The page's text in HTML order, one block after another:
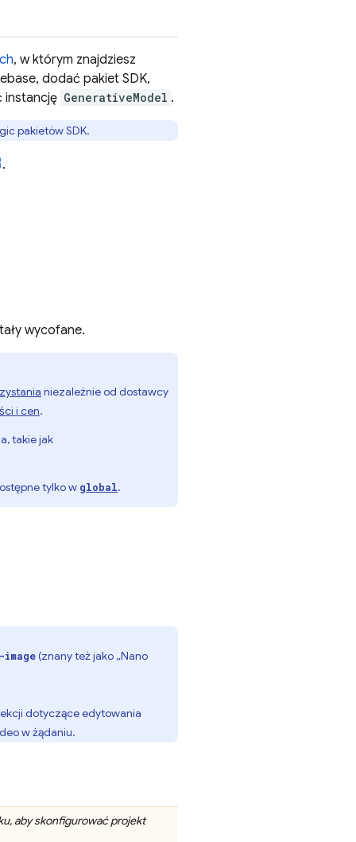
, w którym znajdziesz
dodać pakiet SDK,
instancję GenerativeModel .
pakietów SDK.
.
wycofane.
niezależnie od dostawcy
i cen.
takie jak
tylko w global.
(znany też jako „Nano
dotyczące edytowania
w żądaniu.
aby skonfigurować projekt